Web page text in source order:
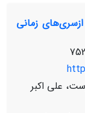
ازسری‌های زمانی
علی اکبر